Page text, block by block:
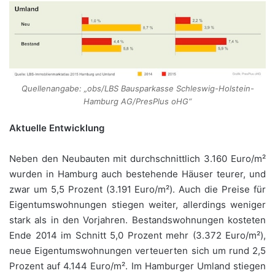
Quellenangabe: „obs/LBS Bausparkasse Schleswig-Holstein-
Hamburg AG/PresPlus oHG“
Aktuelle Entwicklung
Neben den Neubauten mit durchschnittlich 3.160 Euro/m²
wurden in Hamburg auch bestehende Häuser teurer, und
zwar um 5,5 Prozent (3.191 Euro/m²). Auch die Preise für
Eigentumswohnungen stiegen weiter, allerdings weniger
stark als in den Vorjahren. Bestandswohnungen kosteten
Ende 2014 im Schnitt 5,0 Prozent mehr (3.372 Euro/m²),
neue Eigentumswohnungen verteuerten sich um rund 2,5
Prozent auf 4.144 Euro/m². Im Hamburger Umland stiegen